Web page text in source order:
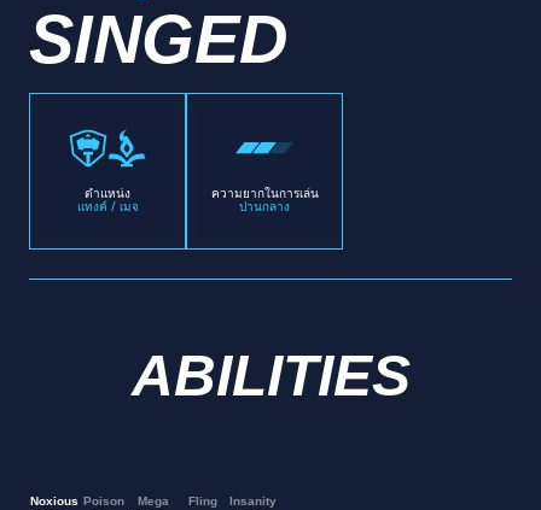
SINGED
ตำแหน่ง
แทงค์ / เมจ
ความยากในการเล่น
ปานกลาง
ABILITIES
Noxious Poison
Mega
Fling
Insanity